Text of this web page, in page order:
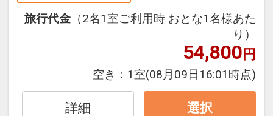
インターネットコース番号：DP-1-
旅行代金 （2名1室ご利用時 おとな1名様あた
り）
54,800円
空き： 1室(08月09日16:01時点)
詳細 選択